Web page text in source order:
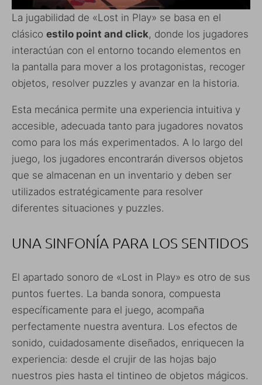
La jugabilidad de «Lost in Play» se basa en el
clásico estilo point and click, donde los jugadores
interactúan con el entorno tocando elementos en
la pantalla para mover a los protagonistas, recoger
objetos, resolver puzzles y avanzar en la historia.
Esta mecánica permite una experiencia intuitiva y
accesible, adecuada tanto para jugadores novatos
como para los más experimentados. A lo largo del
juego, los jugadores encontrarán diversos objetos
que se almacenan en un inventario y deben ser
utilizados estratégicamente para resolver
diferentes situaciones y puzzles.
UNA SINFONÍA PARA LOS SENTIDOS
El apartado sonoro de «Lost in Play» es otro de sus
puntos fuertes. La banda sonora, compuesta
específicamente para el juego, acompaña
perfectamente nuestra aventura. Los efectos de
sonido, cuidadosamente diseñados, enriquecen la
experiencia: desde el crujir de las hojas bajo
nuestros pies hasta el tintineo de objetos mágicos.